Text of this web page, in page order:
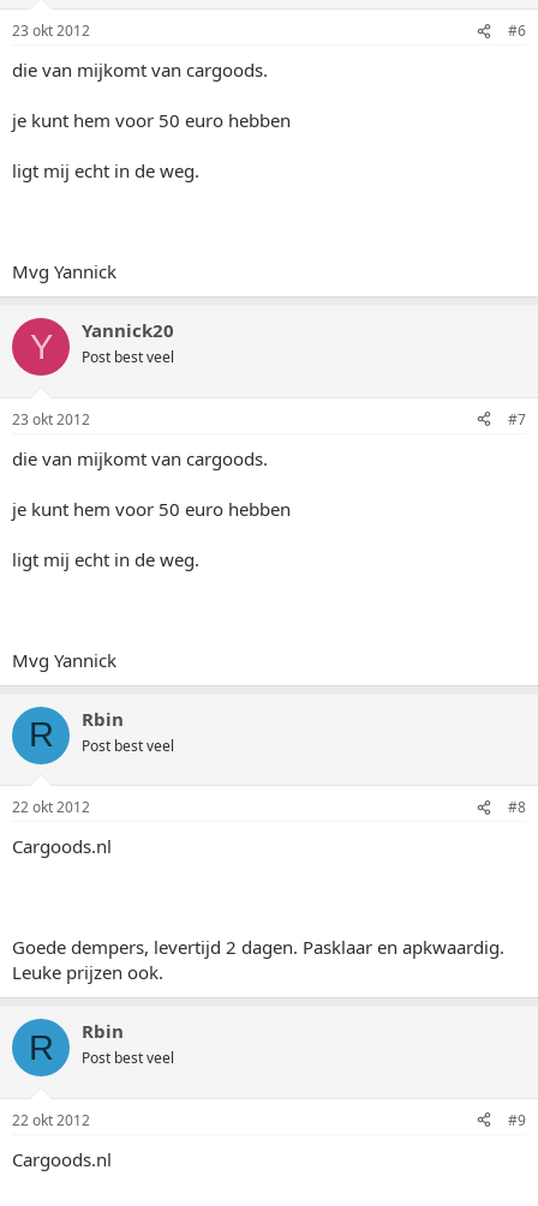
23 okt 2012 #6
die van mijkomt van cargoods.
je kunt hem voor 50 euro hebben
ligt mij echt in de weg.
Mvg Yannick
Y Yannick20
Post best veel
23 okt 2012 #7
die van mijkomt van cargoods.
je kunt hem voor 50 euro hebben
ligt mij echt in de weg.
Mvg Yannick
R Rbin
Post best veel
22 okt 2012 #8
Cargoods.nl
Goede dempers, levertijd 2 dagen. Pasklaar en apkwaardig.
Leuke prijzen ook.
R Rbin
Post best veel
22 okt 2012 #9
Cargoods.nl